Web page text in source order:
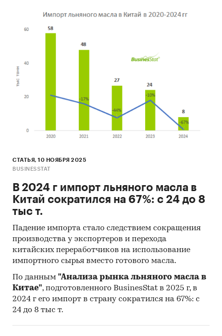
СТАТЬЯ, 10 НОЯБРЯ 2025
BUSINESSTAT
В 2024 г импорт льняного масла в
Китай сократился на 67%: с 24 до 8
тыс т.
Падение импорта стало следствием сокращения
производства у экспортеров и перехода
китайских переработчиков на использование
импортного сырья вместо готового масла.
По данным "Анализа рынка льняного масла в
Китае", подготовленного BusinesStat в 2025 г, в
2024 г его импорт в страну сократился на 67%: с
24 до 8 тыс т.